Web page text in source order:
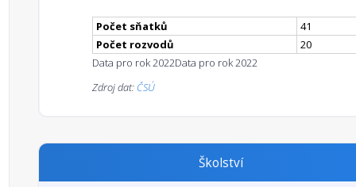
Počet sňatků
41
Počet rozvodů
20
Data pro rok 2022Data pro rok 2022
Zdroj dat: ČSÚ
Školství